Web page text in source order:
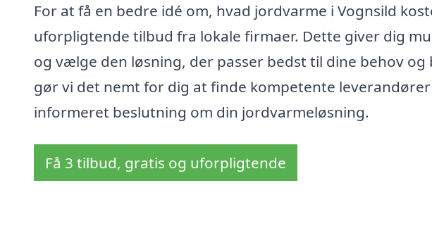
For at få en bedre idé om, hvad jordvarme i Vognsild
uforpligtende tilbud fra lokale firmaer. Dette giver dig
og vælge den løsning, der passer bedst til dine behov
gør vi det nemt for dig at finde kompetente
informeret beslutning om din jordvarmeløsning.
Få 3 tilbud, gratis og uforpligtende